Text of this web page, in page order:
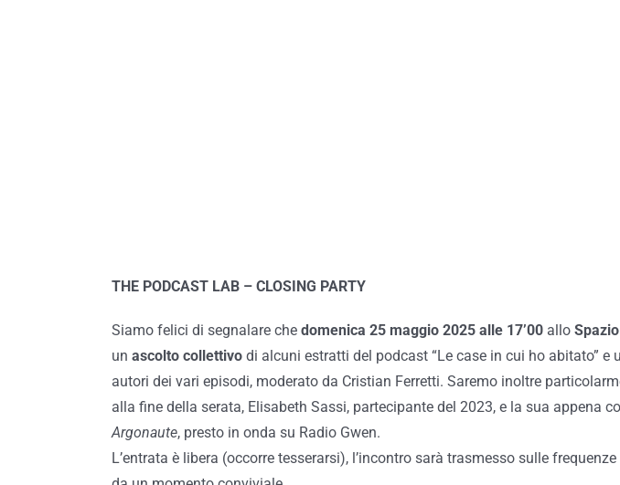
THE PODCAST LAB – CLOSING PARTY
Siamo felici di segnalare che domenica 25 maggio 2025 alle 17’00 allo Spazio
un ascolto collettivo di alcuni estratti del podcast “Le case in cui ho abitato” e
autori dei vari episodi, moderato da Cristian Ferretti. Saremo inoltre
alla fine della serata, Elisabeth Sassi, partecipante del 2023, e la sua appena
Argonaute, presto in onda su Radio Gwen.
L’entrata è libera (occorre tesserarsi), l’incontro sarà trasmesso sulle